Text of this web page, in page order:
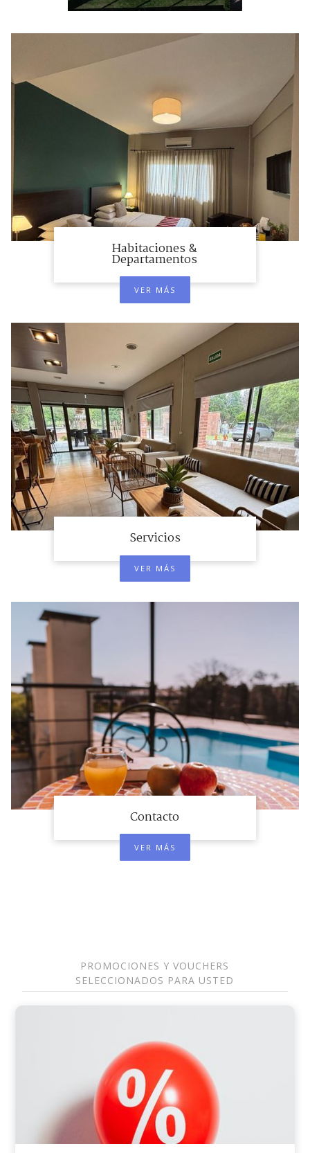
Habitaciones &
Departamentos
VER MÁS
Servicios
VER MÁS
Contacto
VER MÁS
PROMOCIONES Y VOUCHERS
SELECCIONADOS PARA USTED